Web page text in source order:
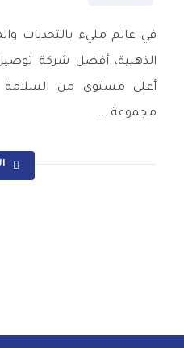
في عالم مليء بالتحديات
الذهبية، أفضل شركة
أعلى مستوى من السلامة
مجموعة ...